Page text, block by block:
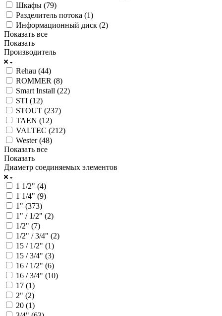
Шкафы (79)
Разделитель потока (1)
Информационный диск (2)
Показать все
Показать
Производитель
Rehau (44)
ROMMER (8)
Smart Install (22)
STI (12)
STOUT (237)
TAEN (12)
VALTEC (212)
Wester (48)
Показать все
Показать
Диаметр соединяемых элементов
1 1/2" (4)
1 1/4" (9)
1" (373)
1" / 1/2" (2)
1/2" (7)
1/2" / 3/4" (2)
15 / 1/2" (1)
15 / 3/4" (3)
16 / 1/2" (6)
16 / 3/4" (10)
17 (1)
2" (2)
20 (1)